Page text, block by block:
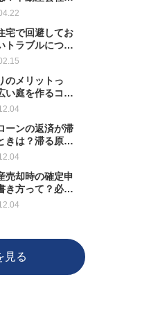
イントと売却の
宅で回避してお
トラブルについ
例と対処法を解
のメリットっ
い庭を作るコス
効活用する方法
ーンの返済が滞
きは？滞る原因
法を詳しく解説
売却時の確定申
き方って？必要
説明とあわせて
見る